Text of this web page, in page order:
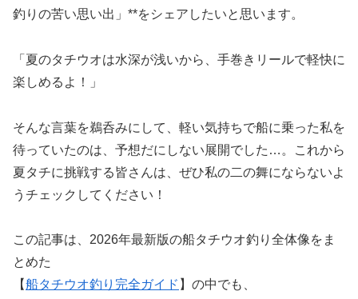
釣りの苦い思い出」**をシェアしたいと思います。
「夏のタチウオは水深が浅いから、手巻きリールで軽快に
楽しめるよ！」
そんな言葉を鵜呑みにして、軽い気持ちで船に乗った私を
待っていたのは、予想だにしない展開でした…。これから
夏タチに挑戦する皆さんは、ぜひ私の二の舞にならないよ
うチェックしてください！
この記事は、2026年最新版の船タチウオ釣り全体像をま
とめた
【船タチウオ釣り完全ガイド 】の中でも、